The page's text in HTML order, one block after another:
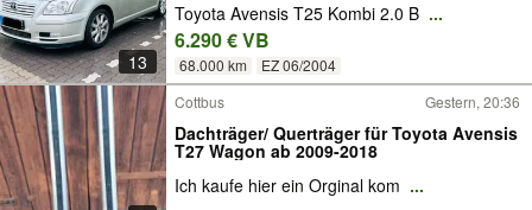
13
Toyota Avensis T25 Kombi 2.0 B ...
6.290 € VB
68.000 km EZ 06/2004
Cottbus Gestern, 20:36
Dachträger/ Querträger für Toyota Avensis
T27 Wagon ab 2009-2018
Ich kaufe hier ein Orginal kom ...